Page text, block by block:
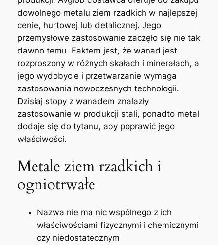
dowolnego metalu ziem rzadkich w najlepszej
cenie, hurtowej lub detalicznej. Jego
przemysłowe zastosowanie zaczęło się nie tak
dawno temu. Faktem jest, że wanad jest
rozproszony w różnych skałach i minerałach, a
jego wydobycie i przetwarzanie wymaga
zastosowania nowoczesnych technologii.
Dzisiaj stopy z wanadem znalazły
zastosowanie w produkcji stali, ponadto metal
dodaje się do tytanu, aby poprawić jego
właściwości.
Metale ziem rzadkich i
ogniotrwałe
Nazwa nie ma nic wspólnego z ich
właściwościami fizycznymi i chemicznymi
czy niedostatecznym